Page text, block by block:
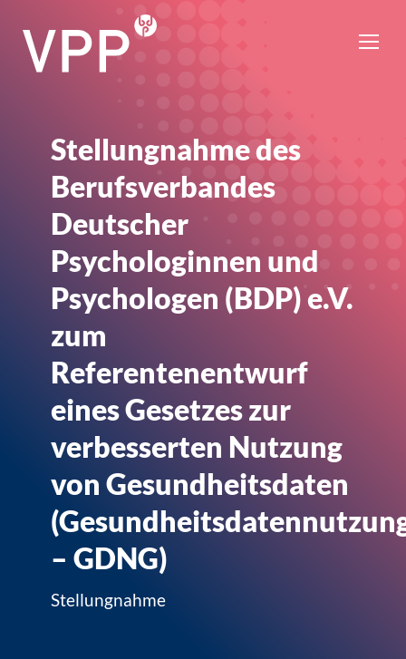
Stellungnahme des
Berufsverbandes
Deutscher
Psychologinnen und
Psychologen (BDP) e.V.
zum
Referentenentwurf
eines Gesetzes zur
verbesserten Nutzung
von Gesundheitsdaten
– GDNG)
Stellungnahme